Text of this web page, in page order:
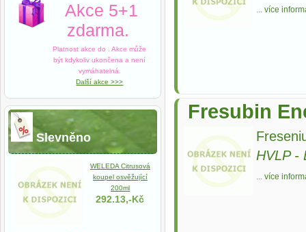
... více
Fresubin
HVLP-
... více
Akce 5+1
zdarma.
Platnost akce do
. Akce může
být kdykoliv ukončena a není
vymáhatelná.
Další akce >>>
Slevněno
WELEDA Citrusová
koupel osvěžující
200ml
292.13,-Kč